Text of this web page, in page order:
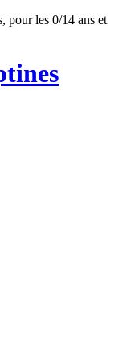
pour les 0/14 ans et